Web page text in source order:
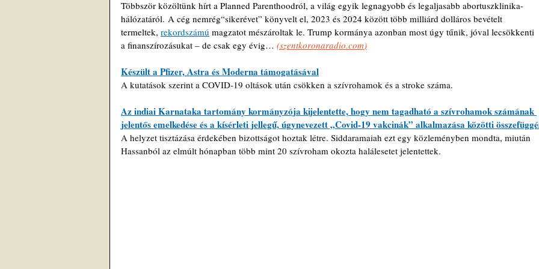
Többször közöltünk hírt a Planned Parenthoodról, a világ egyik legnagyobb és legaljasabb abortuszklinika-
hálózatáról. A cég nemrég“sikerévet” könyvelt el, 2023 és 2024 között több milliárd dolláros bevételt
termeltek, rekordszámú magzatot mészároltak le. Trump kormánya azonban most úgy tűnik, jóval lecsökkenti
a finanszírozásukat – de csak egy évig… (szentkoronaradio.com)
Készült a Pfizer, Astra és Moderna támogatásával
A kutatások szerint a COVID-19 oltások után csökken a szívrohamok és a stroke száma.
Az indiai Karnataka tartomány kormányzója kijelentette, hogy nem tagadható a szívrohamok számának
jelentős emelkedése és a kísérleti jellegű, úgynevezett „Covid-19 vakcinák” alkalmazása közötti
A helyzet tisztázása érdekében bizottságot hoztak létre. Siddaramaiah ezt egy közleményben mondta, miután
Hassanból az elmúlt hónapban több mint 20 szívroham okozta halálesetet jelentettek.